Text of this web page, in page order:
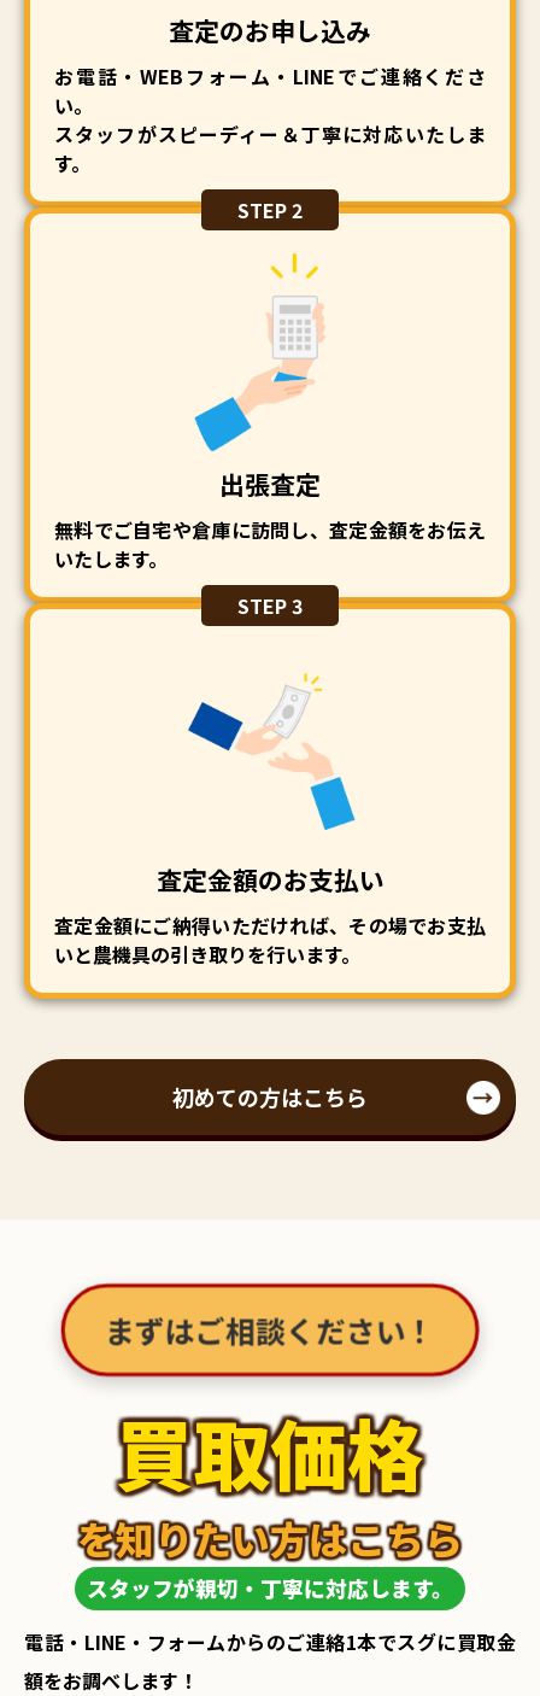
査定のお申し込み
お電話・WEBフォーム・LINEでご連絡くださ
い。
スタッフがスピーディー＆丁寧に対応いたしま
す。
STEP 2
出張査定
無料でご自宅や倉庫に訪問し、査定金額をお伝え
いたします。
STEP 3
査定金額のお支払い
査定金額にご納得いただければ、その場でお支払
いと農機具の引き取りを行います。
初めての方はこちら
まずはご相談ください！
買取価格
スタッフが親切・丁寧に対応します。
を知りたい方はこちら
電話・LINE・フォームからのご連絡1本でスグに買取金
額をお調べします！